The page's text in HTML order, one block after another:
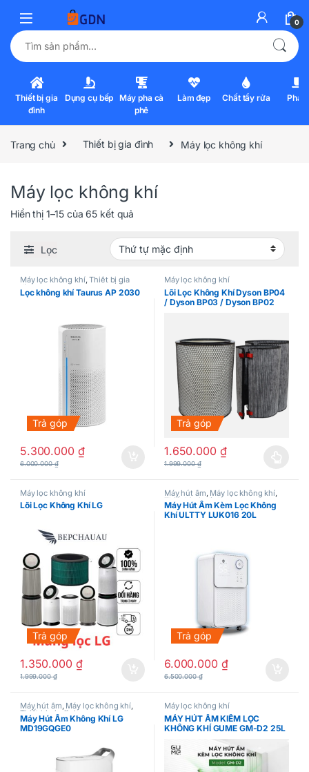
0
Tìm kiếm:
Thiết bị gia
đình
Dụng cụ bếp Máy pha cà
phê
Làm đẹp Chất tẩy rửa Pha
Trang chủ Thiết bị gia đình Máy lọc không khí
Máy lọc không khí
Hiển thị 1–15 của 65 kết quả
Lọc
Máy lọc không khí,Thiết bị gia
đình
Lọc không khí Taurus AP 2030
Trả góp
5.300.000 ₫
6.000.000₫
Máy lọc không khí
Lõi Lọc Không Khí Dyson BP04
/ Dyson BP03 / Dyson BP02
Trả góp
1.650.000 ₫
1.999.000₫
Sản phẩm này có nhiều biến
Máy lọc không khí
Lõi Lọc Không Khí LG
Trả góp
1.350.000 ₫
1.999.000₫
Máy hút ẩm, Máy lọc không khí,
Thiết bị gia đình
Máy Hút Ẩm Kèm Lọc Không
Khí ULTTY LUK016 20L
Trả góp
6.000.000 ₫
6.500.000₫
Máy hút ẩm, Máy lọc không khí,
Thiết bị gia đình
Máy Hút Ẩm Không Khí LG
MD19GQGE0
Máy lọc không khí
MÁY HÚT ẨM KIÊM LỌC
KHÔNG KHÍ GUME GM-D2 25L